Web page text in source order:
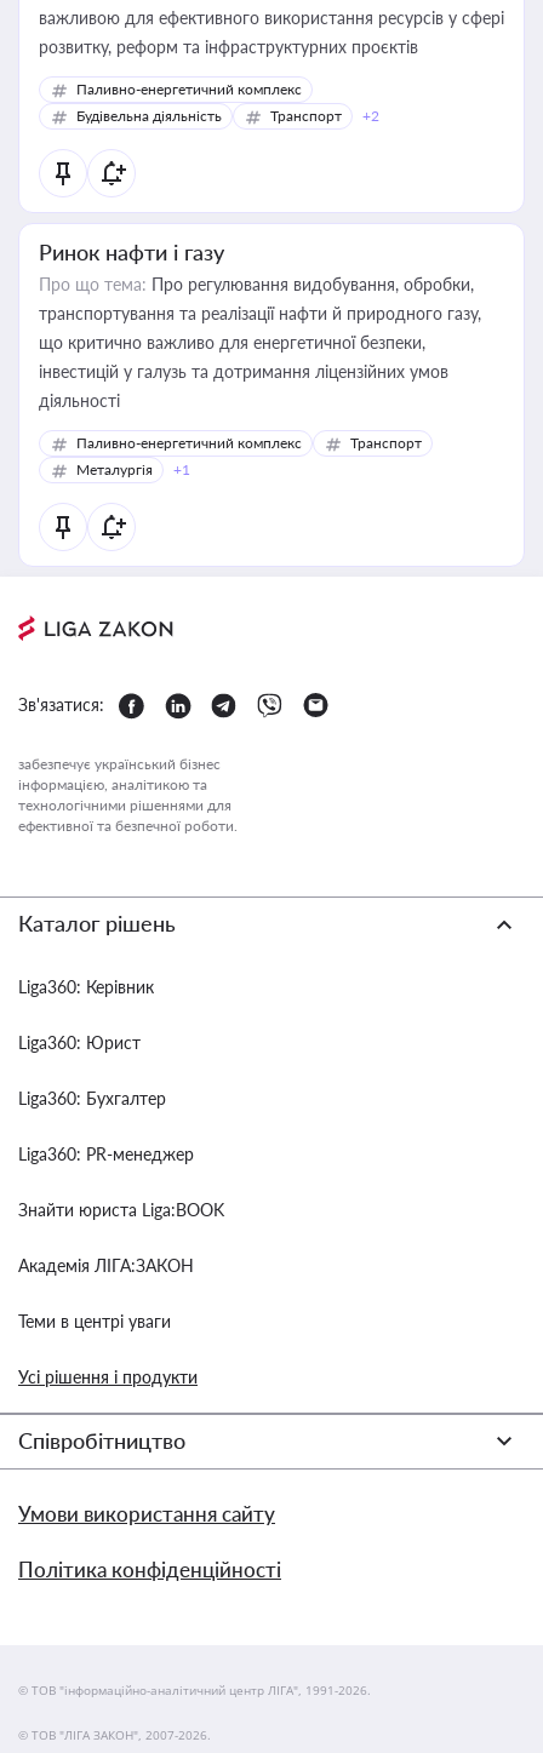
важливою для ефективного використання ресурсів у сфері
розвитку, реформ та інфраструктурних проєктів
Паливно-енергетичний комплекс
Будівельна діяльність
Транспорт +2
Ринок нафти і газу
Про що тема: Про регулювання видобування, обробки,
транспортування та реалізації нафти й природного газу,
що критично важливо для енергетичної безпеки,
інвестицій у галузь та дотримання ліцензійних умов
діяльності
Паливно-енергетичний комплекс
Транспорт
Металургія
+1
Зв'язатися:
забезпечує український бізнес
інформацією, аналітикою та
технологічними рішеннями для
ефективної та безпечної роботи.
Каталог рішень
Liga360: Керівник
Liga360: Юрист
Liga360: Бухгалтер
Liga360: PR-менеджер
Знайти юриста Liga:BOOK
Академія ЛІГА:ЗАКОН
Теми в центрі уваги
Усі рішення і продукти
Співробітництво
Умови використання сайту
Політика конфіденційності
© ТОВ "інформаційно-аналітичний центр ЛІГА", 1991-2026.
© ТОВ "ЛІГА ЗАКОН", 2007-2026.